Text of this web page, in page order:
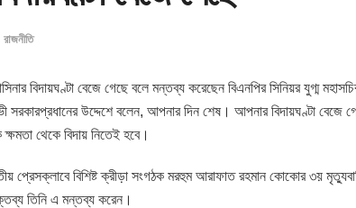
রাজনীতি
বিদায়ঘণ্টা বেজে গেছে বলে মন্তব্য করেছেন বিএনপিরসিনিয়র যুগ্ম
সরকারপ্রধানের উদ্দেশে বলেন, আপনার দিন শেষ। আপনার বিদায়ঘণ্টা
থেকে বিদায় নিতেই হবে।
প্রেসক্লাবে বিশিষ্ট ক্রীড়া সংগঠক মরহুম আরাফাত রহমান কোকোর ৩য়
তিনি এ মন্তব্য করেন।